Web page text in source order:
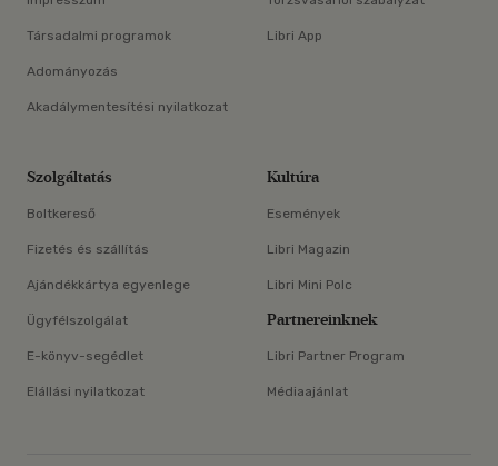
Társadalmi programok
Adományozás
Akadálymentesítési nyilatkozat
Libri App
Szolgáltatás
Boltkereső
Fizetés és szállítás
Ajándékkártya egyenlege
Ügyfélszolgálat
E-könyv-segédlet
Elállási nyilatkozat
Kultúra
Események
Libri Magazin
Libri Mini Polc
Partnereinknek
Libri Partner Program
Médiaajánlat